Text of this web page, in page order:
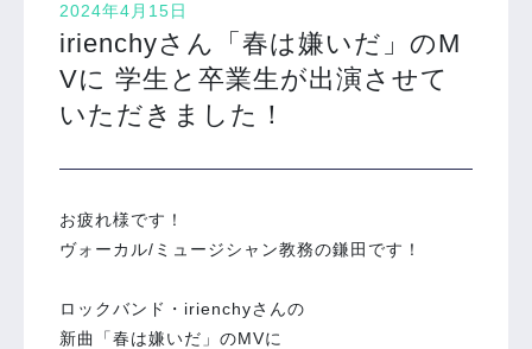
2024年4月15日
irienchyさん「春は嫌いだ」のM
Vに 学生と卒業生が出演させて
いただきました！
お疲れ様です！
ヴォーカル/ミュージシャン教務の鎌田です！
ロックバンド・irienchyさんの
新曲「春は嫌いだ」のMVに